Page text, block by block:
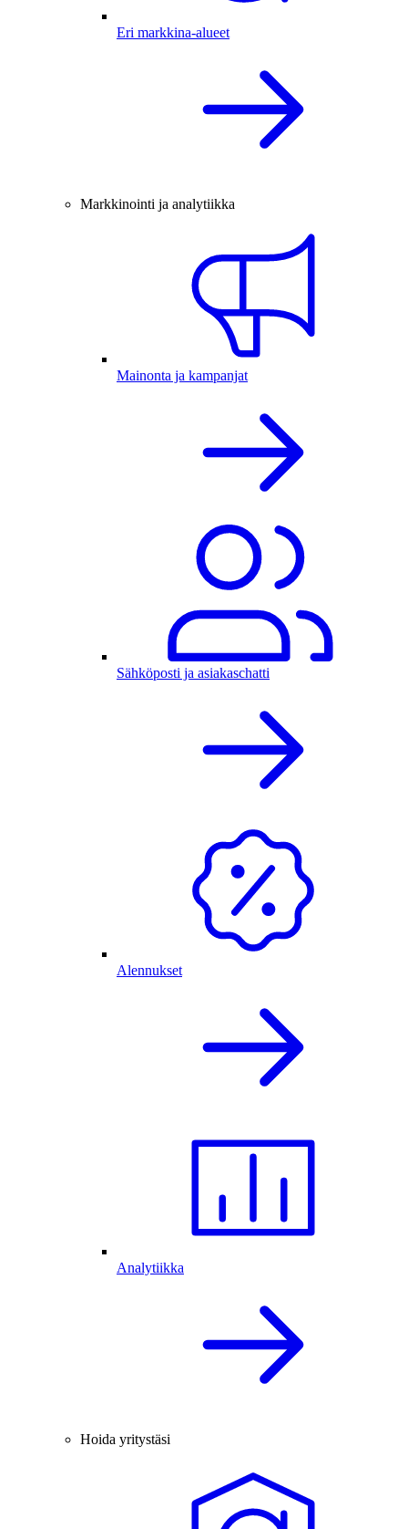
Eri markkina-alueet
Markkinointi ja analytiikka
Mainonta ja kampanjat
Sähköposti ja asiakaschatti
Alennukset
Analytiikka
Hoida yritystäsi